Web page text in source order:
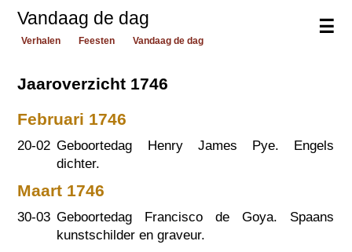
☰
Vandaag de dag
Verhalen Feesten Vandaag de dag
Jaaroverzicht 1746
Februari 1746
20-02 Geboortedag Henry James Pye. Engels
dichter.
Maart 1746
30-03 Geboortedag Francisco de Goya. Spaans
kunstschilder en graveur.